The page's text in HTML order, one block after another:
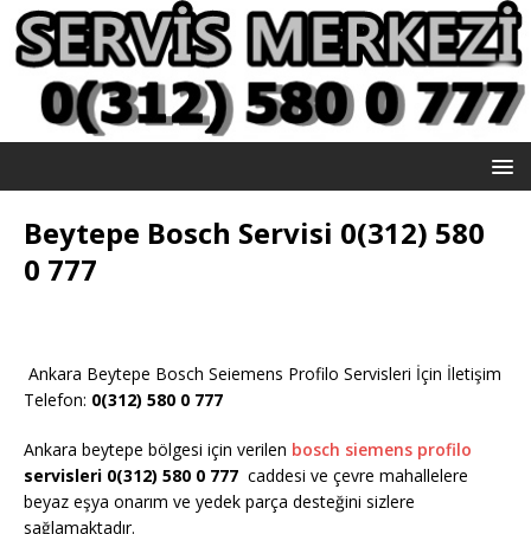
Beytepe Bosch Servisi 0(312) 580
0 777
Ankara Beytepe Bosch Seiemens Profilo Servisleri İçin İletişim
Telefon: 0(312) 580 0 777
Ankara beytepe bölgesi için verilen bosch siemens profilo
servisleri 0(312) 580 0 777 caddesi ve çevre mahallelere
beyaz eşya onarım ve yedek parça desteğini sizlere
sağlamaktadır.